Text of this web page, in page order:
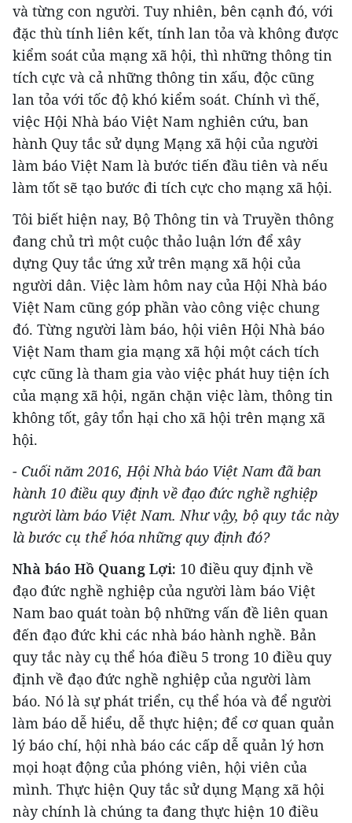
và từng con người. Tuy nhiên, bên cạnh đó, với
đặc thù tính liên kết, tính lan tỏa và không được
kiểm soát của mạng xã hội, thì những thông tin
tích cực và cả những thông tin xấu, độc cũng
lan tỏa với tốc độ khó kiểm soát. Chính vì thế,
việc Hội Nhà báo Việt Nam nghiên cứu, ban
hành Quy tắc sử dụng Mạng xã hội của người
làm báo Việt Nam là bước tiến đầu tiên và nếu
làm tốt sẽ tạo bước đi tích cực cho mạng xã hội.
Tôi biết hiện nay, Bộ Thông tin và Truyền thông
đang chủ trì một cuộc thảo luận lớn để xây
dựng Quy tắc ứng xử trên mạng xã hội của
người dân. Việc làm hôm nay của Hội Nhà báo
Việt Nam cũng góp phần vào công việc chung
đó. Từng người làm báo, hội viên Hội Nhà báo
Việt Nam tham gia mạng xã hội một cách tích
cực cũng là tham gia vào việc phát huy tiện ích
của mạng xã hội, ngăn chặn việc làm, thông tin
không tốt, gây tổn hại cho xã hội trên mạng xã
hội.
- Cuối năm 2016, Hội Nhà báo Việt Nam đã ban
hành 10 điều quy định về đạo đức nghề nghiệp
người làm báo Việt Nam. Như vậy, bộ quy tắc này
là bước cụ thể hóa những quy định đó?
Nhà báo Hồ Quang Lợi: 10 điều quy định về
đạo đức nghề nghiệp của người làm báo Việt
Nam bao quát toàn bộ những vấn đề liên quan
đến đạo đức khi các nhà báo hành nghề. Bản
quy tắc này cụ thể hóa điều 5 trong 10 điều quy
định về đạo đức nghề nghiệp của người làm
báo. Nó là sự phát triển, cụ thể hóa và để người
làm báo dễ hiểu, dễ thực hiện; để cơ quan quản
lý báo chí, hội nhà báo các cấp dễ quản lý hơn
mọi hoạt động của phóng viên, hội viên của
mình. Thực hiện Quy tắc sử dụng Mạng xã hội
này chính là chúng ta đang thực hiện 10 điều